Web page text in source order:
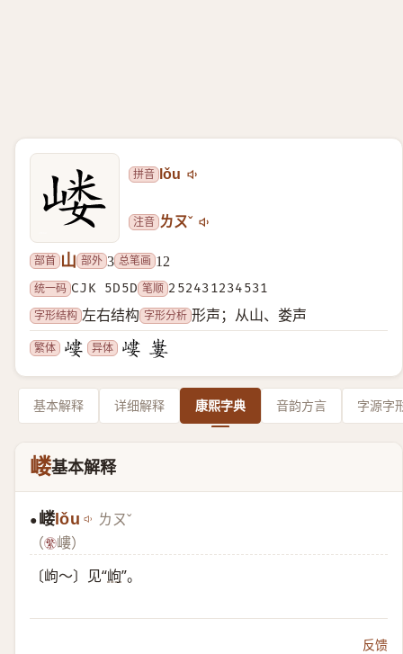
拼音 lǒu
注音 ㄌㄡˇ
部首 山 部外 3 总笔画 12
统一码 CJK 5D5D 笔顺 252431234531
字形结构 左右结构 字形分析 形声；从山、娄声
繁体 异体
基本解释 详细解释 康熙字典 音韵方言 字源字
嵝基本解释
● 嵝lǒu ㄌㄡˇ
（
嶁）
〔岣～〕见“岣”。
反馈